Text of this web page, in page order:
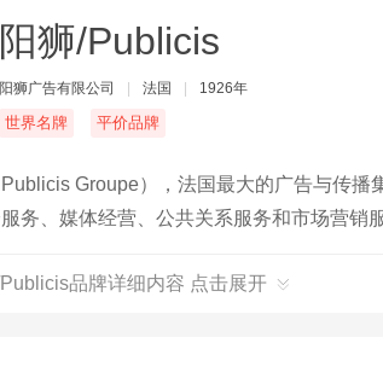
阳狮/Publicis
阳狮广告有限公司 法国 1926年
世界名牌 平价品牌
Groupe），法国最大的广告与传播
务、媒体经营、公共关系服务和市场营销
品牌详细内容 点击展开